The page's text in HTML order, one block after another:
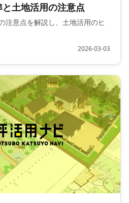
土地活用の注意点
注意点を解説し、土地活用のヒ
2026-03-03